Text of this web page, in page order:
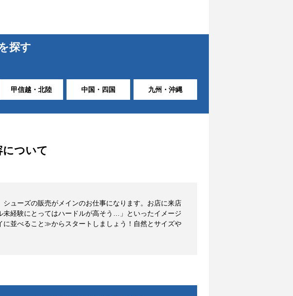
探す
甲信越・北陸 中国・四国 九州・沖縄
について
ューズの販売がメインのお仕事になります。お店に来店
経験にとってはハードルが高そう…」といったイメージ
並べること≫からスタートしましょう！自然とサイズや